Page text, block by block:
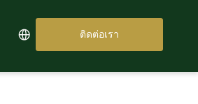
ติดต่อเรา